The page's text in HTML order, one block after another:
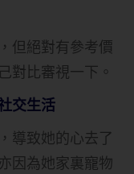
但絕對有參考價
對比審視一下。
交生活
導致她的心去了
因為她家裏寵物